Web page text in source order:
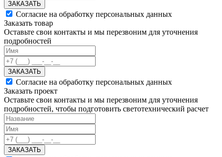
ЗАКАЗАТЬ
Согласие на обработку персональных данных
Заказать товар
Оставьте свои контакты и мы перезвоним для уточнения
подробностей
ЗАКАЗАТЬ
Согласие на обработку персональных данных
Заказать проект
Оставьте свои контакты и мы перезвоним для уточнения
подробностей, чтобы подготовить светотехнический расчет
ЗАКАЗАТЬ